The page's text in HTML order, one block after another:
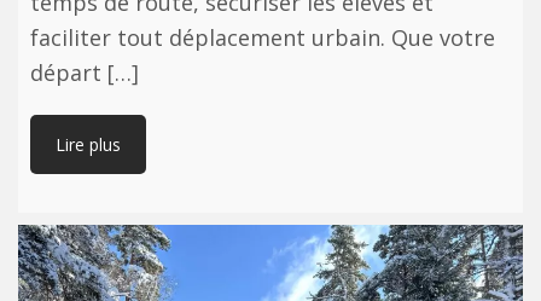
faciliter tout déplacement urbain. Que votre
départ […]
Lire plus